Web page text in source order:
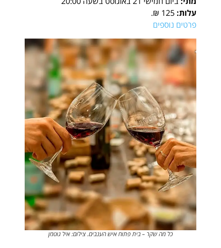
עלות:
פרטים נוספים
כל מה שקר – בית פתוח איש הענבים. צילום: איל גוטמן